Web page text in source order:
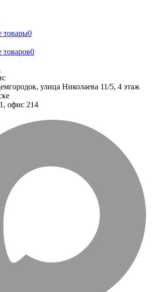
товары0
товаров0
улица Николаева 11/5, 4 этаж
офис 214